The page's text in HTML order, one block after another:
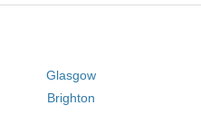
Glasgow
Brighton